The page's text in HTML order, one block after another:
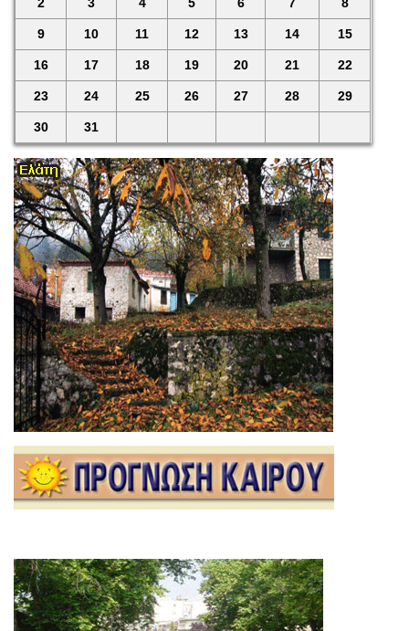
9 10 11 12 13 14 15
16 17 18 19 20 21 22
23 24 25 26 27 28 29
30 31